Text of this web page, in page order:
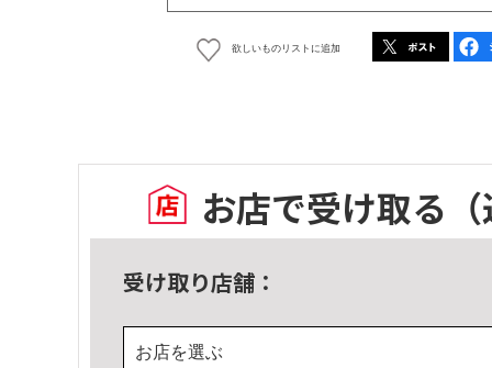
欲しいものリストに追加
お店で受け取る
受け取り店舗：
お店を選ぶ